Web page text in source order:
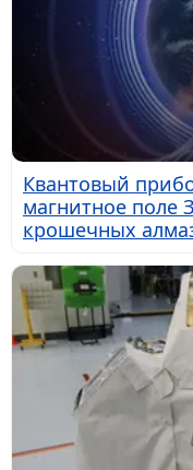
Квантовый
магнитное
крошечных